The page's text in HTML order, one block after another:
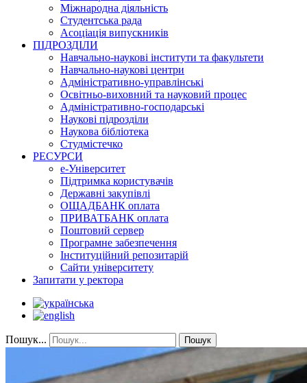
Міжнародна діяльність
Студентська рада
Асоціація випускників
ПІДРОЗДІЛИ
Навчально-наукові інститути та факультети
Навчально-наукові центри
Адміністративно-управлінські
Освітньо-виховний та науковий процес
Адміністративно-господарські
Наукові підрозділи
Наукова бібліотека
Студмістечко
РЕСУРСИ
е-Університет
Підтримка користувачів
Державні закупівлі
ОЩАДБАНК оплата
ПРИВАТБАНК оплата
Поштовий сервер
Програмне забезпечення
Інституційний репозитарій
Сайти університету
Запитати у ректора
Пошук... Пошук